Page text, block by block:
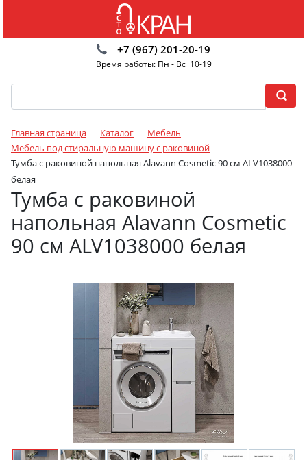
+7 (967) 201-20-19
Время работы: Пн - Вс 10-19
Главная страница Каталог
Мебель
Мебель под стиральную машину с раковиной
Тумба с раковиной напольная Alavann Cosmetic 90 см ALV1038000
белая
Тумба с раковиной
напольная Alavann Cosmetic
90 см ALV1038000 белая